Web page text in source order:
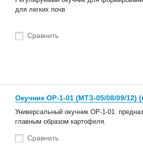
для легких почв
Сравнить
Окучник ОР-1-01 (МТЗ-05/08/09/12)
Универсальный окучник ОР-1-01
главным образом картофеля.
Сравнить